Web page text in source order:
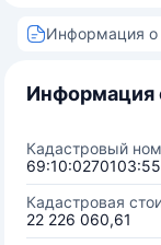
Информация
Информация
Кадастровый
69:10:0270103:55
Кадастровая
22 226 060,61